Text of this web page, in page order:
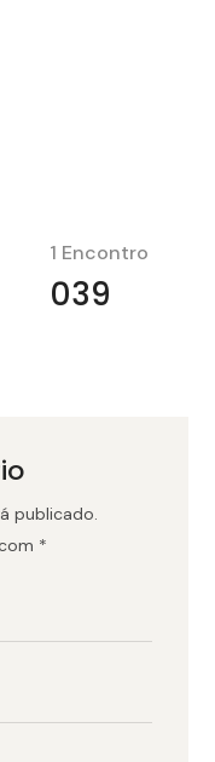
1 Encontro
039
publicado.
*